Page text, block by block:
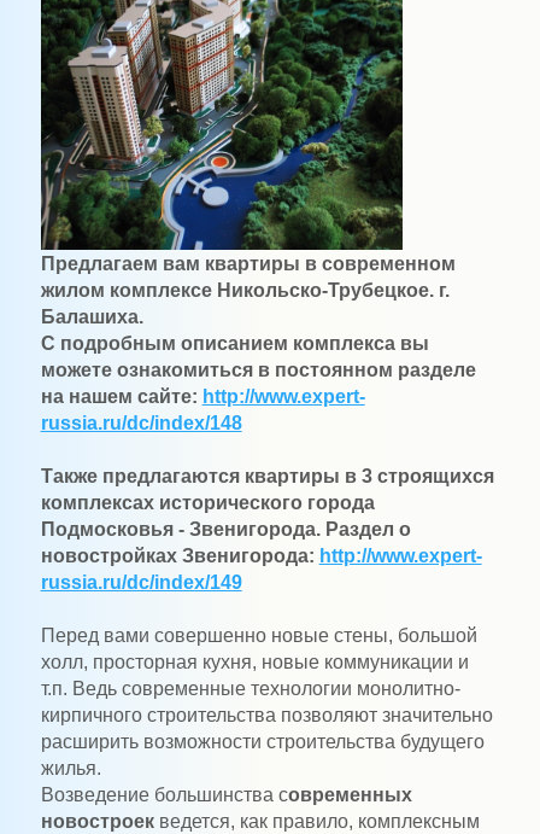
Предлагаем вам квартиры в современном
жилом комплексе Никольско-Трубецкое. г.
Балашиха.
С подробным описанием комплекса вы
можете ознакомиться в постоянном разделе
на нашем сайте: http://www.expert-
russia.ru/dc/index/148
Также предлагаются квартиры в 3 строящихся
комплексах исторического города
Подмосковья - Звенигорода. Раздел о
новостройках Звенигорода: http://www.expert-
russia.ru/dc/index/149
Перед вами совершенно новые стены, большой
холл, просторная кухня, новые коммуникации и
т.п. Ведь современные технологии монолитно-
кирпичного строительства позволяют значительно
расширить возможности строительства будущего
жилья.
Возведение большинства современных
новостроекведется, как правило, комплексным